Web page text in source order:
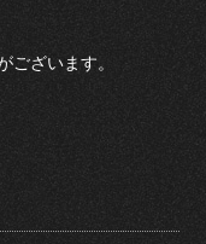
ざいます。